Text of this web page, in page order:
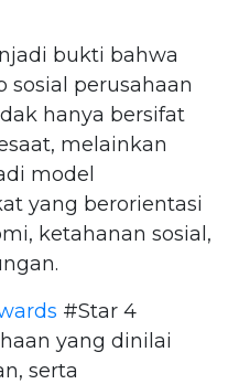
bukti bahwa
perusahaan
hanya bersifat
melainkan
model
yang berorientasi
ketahanan sosial,
#Star 4
yang dinilai
serta